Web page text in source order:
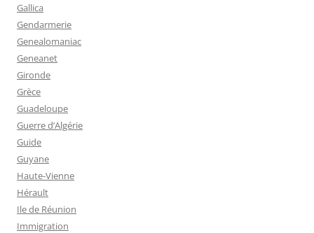
Gallica
Gendarmerie
Genealomaniac
Geneanet
Gironde
Grèce
Guadeloupe
Guerre d’Algérie
Guide
Guyane
Haute-Vienne
Hérault
Ile de Réunion
Immigration